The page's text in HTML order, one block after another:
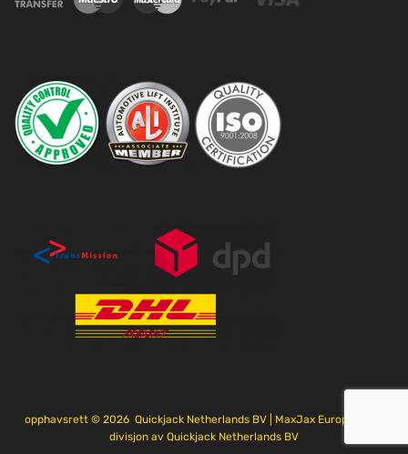
opphavsrett © 2026 Quickjack Netherlands BV | MaxJax Europe er en
divisjon av Quickjack Netherlands BV